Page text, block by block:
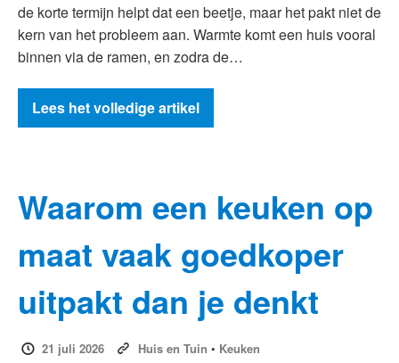
de korte termijn helpt dat een beetje, maar het pakt niet de
kern van het probleem aan. Warmte komt een huis vooral
binnen via de ramen, en zodra de…
Lees het volledige artikel
Waarom een keuken op
maat vaak goedkoper
uitpakt dan je denkt
21 juli 2026 Huis en Tuin • Keuken